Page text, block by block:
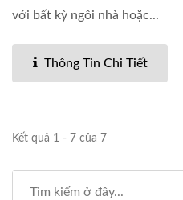
với bất kỳ ngôi nhà hoặc...
Thông Tin Chi Tiết
Kết quả 1 - 7 của 7